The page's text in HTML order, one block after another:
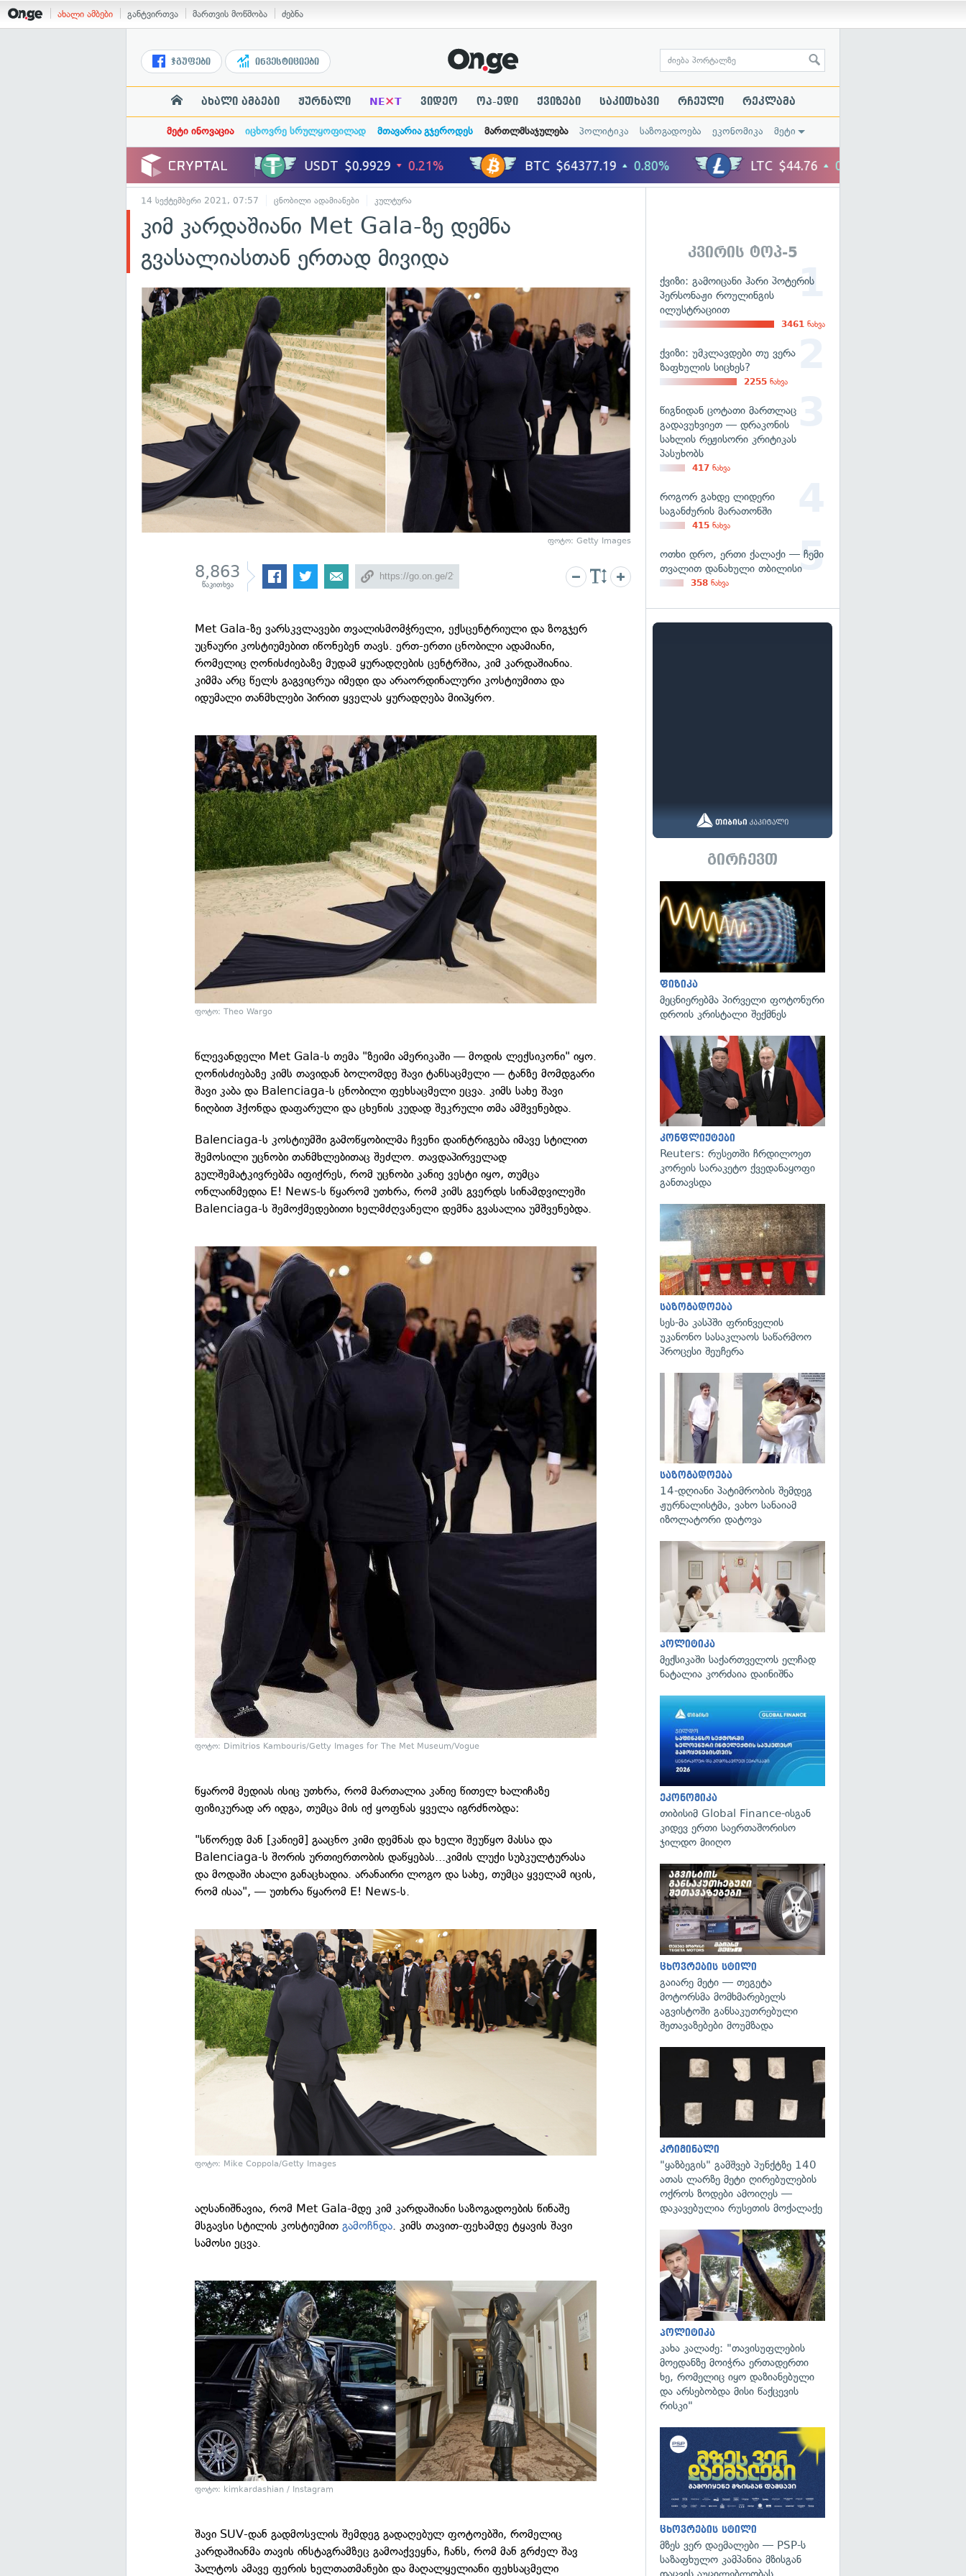
ახალი ამბები განტვირთვა მართვის მოწმობა ძებნა
ჯგუფები ინვესტიციები
ახალი ამბები ჟურნალი NE×T ვიდეო ოპ-ედი ქვიზები საკითხავი რჩეული რეკლამა
მეტი ინოვაცია იცხოვრე სრულყოფილად მთავარია გჯეროდეს მართლმსაჯულება პოლიტიკა საზოგადოება ეკონომიკა მეტი
14 სექტემბერი 2021, 07:57 ცნობილი ადამიანები კულტურა
კიმ კარდაშიანი Met Gala-ზე დემნა
გვასალიასთან ერთად მივიდა
ფოტო: Getty Images
8,863
წაკითხვა
Met Gala-ზე ვარსკვლავები თვალისმომჭრელი, ექსცენტრიული და ზოგჯერ
უცნაური კოსტიუმებით იწონებენ თავს. ერთ-ერთი ცნობილი ადამიანი,
რომელიც ღონისძიებაზე მუდამ ყურადღების ცენტრშია, კიმ კარდაშიანია.
კიმმა არც წელს გაგვიცრუა იმედი და არაორდინალური კოსტიუმითა და
იდუმალი თანმხლები პირით ყველას ყურადღება მიიპყრო.
ფოტო: Theo Wargo
წლევანდელი Met Gala-ს თემა "ზეიმი ამერიკაში — მოდის ლექსიკონი" იყო.
ღონისძიებაზე კიმს თავიდან ბოლომდე შავი ტანსაცმელი — ტანზე მომდგარი
შავი კაბა და Balenciaga-ს ცნობილი ფეხსაცმელი ეცვა. კიმს სახე შავი
ნიღბით ჰქონდა დაფარული და ცხენის კუდად შეკრული თმა ამშვენებდა.
Balenciaga-ს კოსტიუმში გამოწყობილმა ჩვენი დაინტრიგება იმავე სტილით
შემოსილი უცნობი თანმხლებითაც შეძლო. თავდაპირველად
გულშემატკივრებმა იფიქრეს, რომ უცნობი კანიე ვესტი იყო, თუმცა
ონლაინმედია E! News-ს წყარომ უთხრა, რომ კიმს გვერდს სინამდვილეში
Balenciaga-ს შემოქმედებითი ხელმძღვანელი დემნა გვასალია უმშვენებდა.
ფოტო: Dimitrios Kambouris/Getty Images for The Met Museum/Vogue
წყარომ მედიას ისიც უთხრა, რომ მართალია კანიე წითელ ხალიჩაზე
ფიზიკურად არ იდგა, თუმცა მის იქ ყოფნას ყველა იგრძნობდა:
"სწორედ მან [კანიემ] გააცნო კიმი დემნას და ხელი შეუწყო მასსა და
Balenciaga-ს შორის ურთიერთობის დაწყებას...კიმის ლუქი სუბკულტურასა
და მოდაში ახალი განაცხადია. არანაირი ლოგო და სახე, თუმცა ყველამ იცის,
რომ ისაა", — უთხრა წყარომ E! News-ს.
ფოტო: Mike Coppola/Getty Images
აღსანიშნავია, რომ Met Gala-მდე კიმ კარდაშიანი საზოგადოების წინაშე
მსგავსი სტილის კოსტიუმითგამოჩნდა . კიმს თავით-ფეხამდე ტყავის შავი
სამოსი ეცვა.
ფოტო: kimkardashian / Instagram
შავი SUV-დან გადმოსვლის შემდეგ გადაღებულ ფოტოებში, რომელიც
კარდაშიანმა თავის ინსტაგრამზეც გამოაქვეყნა, ჩანს, რომ მან გრძელ შავ
პალტოს ამავე ფერის ხელთათმანები და მაღალყელიანი ფეხსაცმელი
კვირის ტოპ-5
ქვიზი: გამოიცანი ჰარი პოტერის
პერსონაჟი როულინგის
ილუსტრაციით
3461 ნახვა
ქვიზი: უმკლავდები თუ ვერა
ზაფხულის სიცხეს?
2255 ნახვა
წიგნიდან ცოტათი მართლაც
გადავუხვიეთ — დრაკონის
სახლის რეჟისორი კრიტიკას
პასუხობს
417 ნახვა
როგორ გახდე ლიდერი
საგანძურის მარათონში
415 ნახვა
ოთხი დრო, ერთი ქალაქი — ჩემი
თვალით დანახული თბილისი
358 ნახვა
გირჩევთ
ფიზიკა
მეცნიერებმა პირველი ფოტონური
დროის კრისტალი შექმნეს
კონფლიქტები
Reuters: რუსეთში ჩრდილოეთ
კორეის სარაკეტო ქვედანაყოფი
განთავსდა
საზოგადოება
სეს-მა კასპში ფრინველის
უკანონო სასაკლაოს საწარმოო
პროცესი შეუჩერა
საზოგადოება
14-დღიანი პატიმრობის შემდეგ
ჟურნალისტმა, ვახო სანაიამ
იზოლატორი დატოვა
პოლიტიკა
მექსიკაში საქართველოს ელჩად
ნატალია კორძაია დაინიშნა
ეკონომიკა
თიბისიმ Global Finance-ისგან
კიდევ ერთი საერთაშორისო
ჯილდო მიიღო
ცხოვრების სტილი
გაიარე მეტი — თეგეტა
მოტორსმა მომხმარებელს
აგვისტოში განსაკუთრებული
შეთავაზებები მოუმზადა
კრიმინალი
"ყაზბეგის" გამშვებ პუნქტზე 140
ათას ლარზე მეტი ღირებულების
ოქროს ზოდები ამოიღეს —
დაკავებულია რუსეთის მოქალაქე
პოლიტიკა
კახა კალაძე: "თავისუფლების
მოედანზე მოიჭრა ერთადერთი
ხე, რომელიც იყო დაზიანებული
და არსებობდა მისი წაქცევის
რისკი"
ცხოვრების სტილი
მზეს ვერ დაემალები — PSP-ს
საზაფხულო კამპანია მზისგან